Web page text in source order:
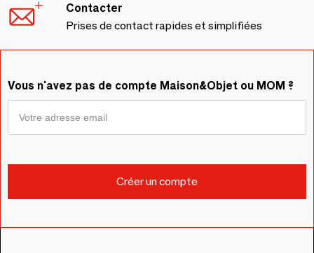
Contacter
Prises de contact rapides et simplifiées
Vous n'avez pas de compte Maison&Objet ou MOM ?